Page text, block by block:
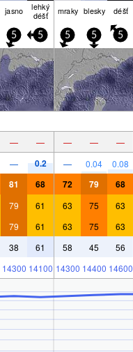
jasno lehký
déšť mraky blesky déšť
5 5 5 5 5
— — — — —
— 0.2 — 0.04 0.08
81 68 72 79 68
79 61 63 75 63
79 61 63 75 63
38 61 58 45 56
14300 14100 14300 14400 14600